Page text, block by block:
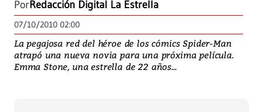
PorRedacción Digital La Estrella
07/10/2010 02:00
La pegajosa red del héroe de los cómics Spider-Man
atrapó una nueva novia para una próxima película.
Emma Stone, una estrella de 22 años...